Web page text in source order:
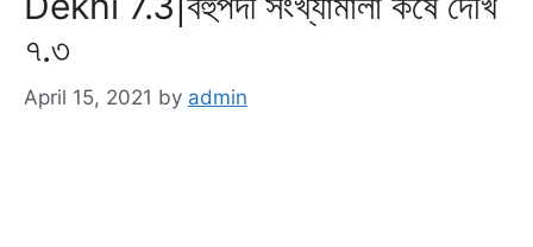
৭.৩
April 15, 2021 by admin